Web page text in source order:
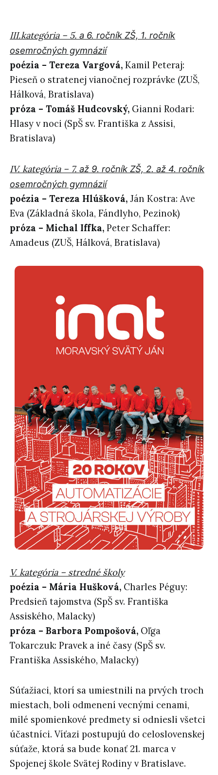
III.kategória – 5. a 6. ročník ZŠ, 1. ročník
osemročných gymnázií
poézia – Tereza Vargová, Kamil Peteraj:
Pieseň o stratenej vianočnej rozprávke (ZUŠ,
Hálková, Bratislava)
próza – Tomáš Hudcovský, Gianni Rodari:
Hlasy v noci (SpŠ sv. Františka z Assisi,
Bratislava)
IV. kategória – 7. až 9. ročník ZŠ, 2. až 4. ročník
osemročných gymnázií
poézia – Tereza Hlúšková, Ján Kostra: Ave
Eva (Základná škola, Fándlyho, Pezinok)
próza – Michal Iffka, Peter Schaffer:
Amadeus (ZUŠ, Hálková, Bratislava)
V. kategória – stredné školy
poézia – Mária Hušková, Charles Péguy:
Predsieň tajomstva (SpŠ sv. Františka
Assiského, Malacky)
próza – Barbora Pompošová, Oľga
Tokarczuk: Pravek a iné časy (SpŠ sv.
Františka Assiského, Malacky)
Súťažiaci, ktorí sa umiestnili na prvých troch
miestach, boli odmenení vecnými cenami,
milé spomienkové predmety si odniesli všetci
účastníci. Víťazi postupujú do celoslovenskej
súťaže, ktorá sa bude konať 21. marca v
Spojenej škole Svätej Rodiny v Bratislave.